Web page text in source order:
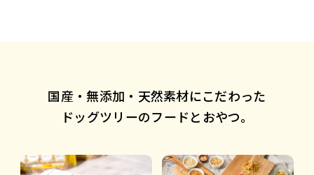
国産・無添加・天然素材にこだわった
ドッグツリーのフードとおやつ。